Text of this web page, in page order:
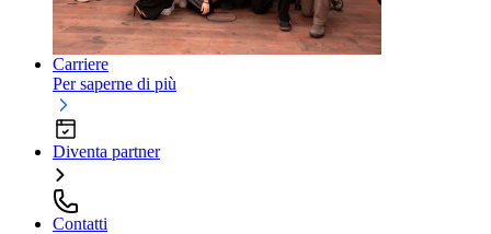
Carriere
Per saperne di più
Diventa partner
Contatti